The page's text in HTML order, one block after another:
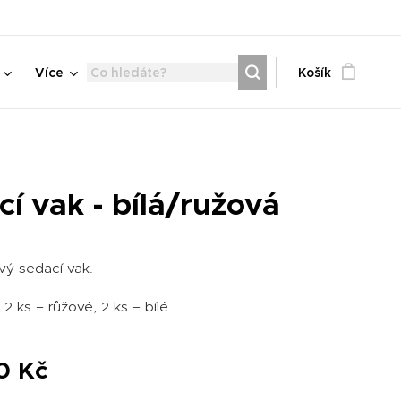
Více Košík
vak - bílá/ružová
sedací vak.
ks – růžové, 2 ks – bílé
Kč